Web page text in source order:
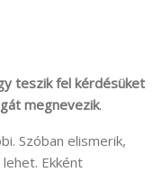
teszik fel kérdésüket
megnevezik.
Szóban elismerik,
Ekként